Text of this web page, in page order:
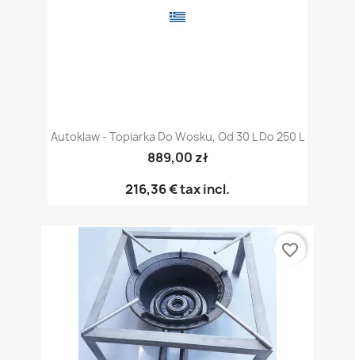
Autoklaw - Topiarka Do Wosku, Od 30 L Do 250 L
889,00 zł
216,36 €tax incl.
favorite_border